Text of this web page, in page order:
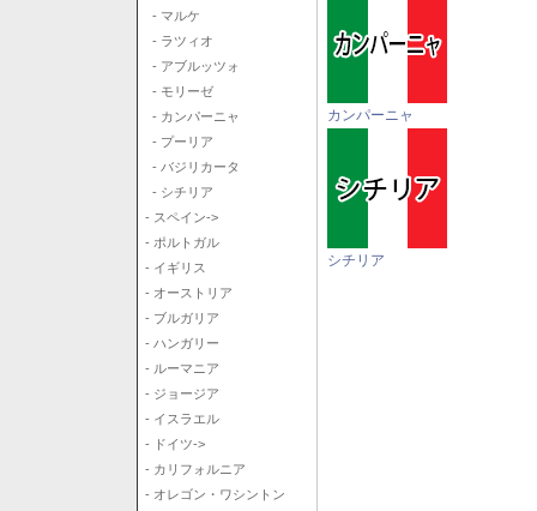
- マルケ
- ラツィオ
- アブルッツォ
- モリーゼ
- カンパーニャ
- プーリア
- バジリカータ
- シチリア
- スペイン->
- ポルトガル
- イギリス
- オーストリア
- ブルガリア
- ハンガリー
- ルーマニア
- ジョージア
- イスラエル
- ドイツ->
- カリフォルニア
- オレゴン・ワシントン
カンパーニャ
シチリア